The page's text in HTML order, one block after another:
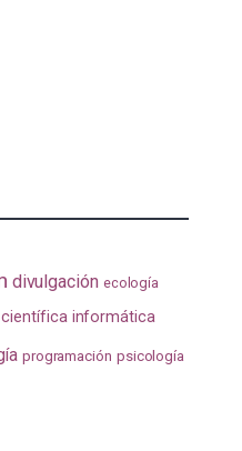
divulgación ecología
informática
programación psicología